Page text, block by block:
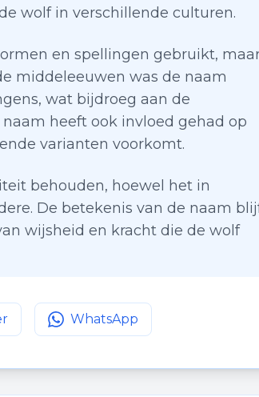
wolf in verschillende culturen.
en spellingen gebruikt,
middeleeuwen was de naam
wat bijdroeg aan de
heeft ook invloed gehad op
varianten voorkomt.
behouden, hoewel het in
De betekenis van de naam
wijsheid en kracht die de wolf
pagina opTwitter
WhatsApp
Deel deze pagina op